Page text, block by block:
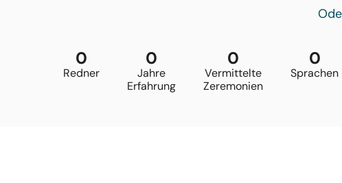
Redner
0
Jahre
Erfahrung
0
Vermittelte
Zeremonien
0
Sprachen
0